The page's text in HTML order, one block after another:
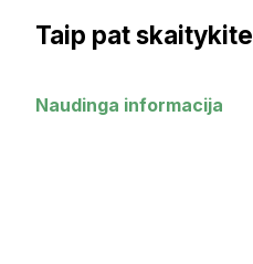
Taip pat skaitykite
Naudinga informacija